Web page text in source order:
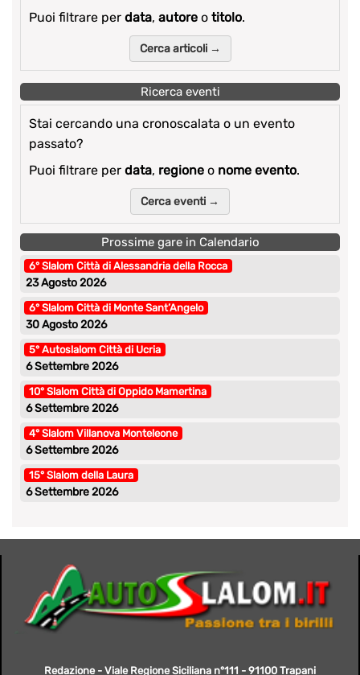
Puoi filtrare per data, autore o titolo.
Cerca articoli →
Ricerca eventi
Stai cercando una cronoscalata o un evento
passato?
Puoi filtrare per data, regione o nome evento.
Cerca eventi →
Prossime gare in Calendario
6° Slalom Città di Alessandria della Rocca
23 Agosto 2026
6° Slalom Città di Monte Sant’Angelo
30 Agosto 2026
5° Autoslalom Città di Ucria
6 Settembre 2026
10° Slalom Città di Oppido Mamertina
6 Settembre 2026
4° Slalom Villanova Monteleone
6 Settembre 2026
15° Slalom della Laura
6 Settembre 2026
Redazione - Viale Regione Siciliana n°111 - 91100 Trapani